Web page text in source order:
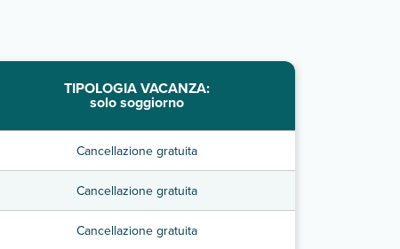
TIPOLOGIA VACANZA:
solo soggiorno
Cancellazione gratuita
Cancellazione gratuita
Cancellazione gratuita